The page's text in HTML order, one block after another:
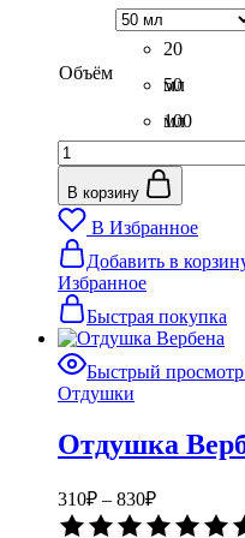
–
770₽
Объём
20
мл
50
мл
100
Количество
товара
Отдушка
Маракуйя
В корзину
В Избранное
Добавить в
Избранное
Быстрая покупка
Быстрый просмотр
Отдушки
Отдушка
310₽ – 830₽Диапазон
цен: